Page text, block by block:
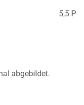
5,5 P
abgebildet.